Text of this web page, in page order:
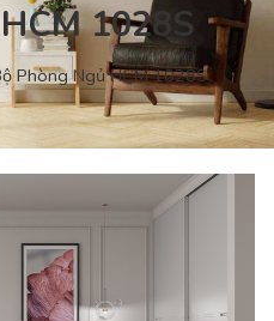
1028S
Phòng Ngủ HCM 1028S